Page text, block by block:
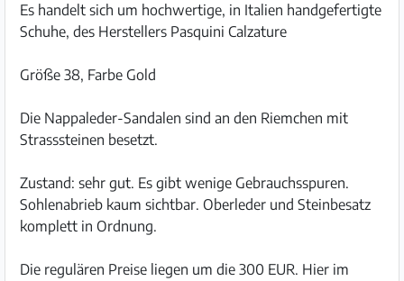
Es handelt sich um hochwertige, in Italien handgefertigte
Schuhe, des Herstellers Pasquini Calzature
Größe 38, Farbe Gold
Die Nappaleder-Sandalen sind an den Riemchen mit
Strasssteinen besetzt.
Zustand: sehr gut. Es gibt wenige Gebrauchsspuren.
Sohlenabrieb kaum sichtbar. Oberleder und Steinbesatz
komplett in Ordnung.
Die regulären Preise liegen um die 300 EUR. Hier im